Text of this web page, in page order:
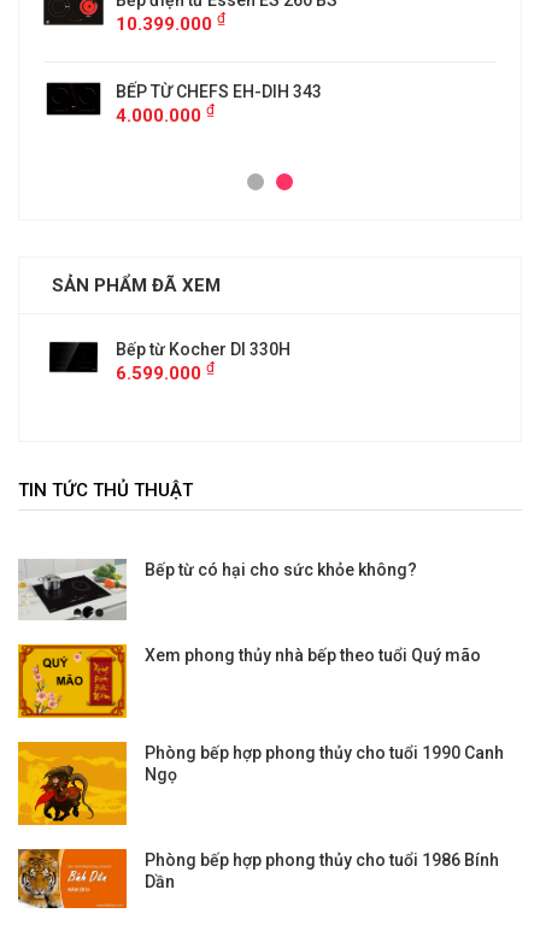
10.399.000 ₫
BẾP TỪ CHEFS EH-DIH 343
4.000.000 ₫
SẢN PHẨM ĐÃ XEM
Bếp từ Kocher DI 330H
6.599.000 ₫
TIN TỨC THỦ THUẬT
Bếp từ có hại cho sức khỏe không?
Xem phong thủy nhà bếp theo tuổi Quý mão
Phòng bếp hợp phong thủy cho tuổi 1990 Canh
Ngọ
Phòng bếp hợp phong thủy cho tuổi 1986 Bính
Dần